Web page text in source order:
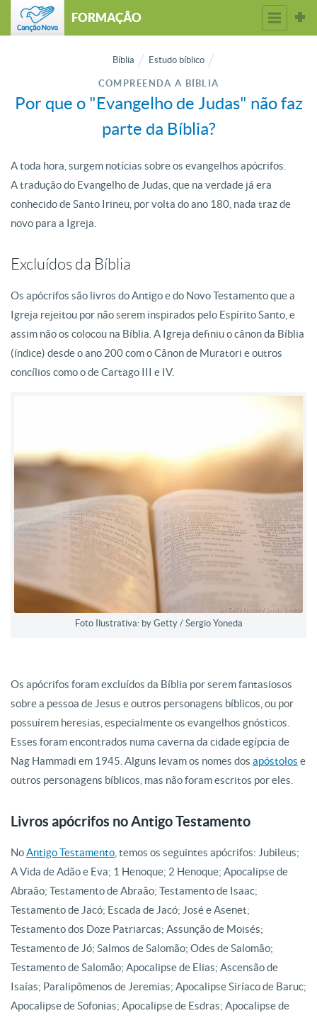
FORMAÇÃO
Bíblia Estudo bíblico
COMPREENDA A BÍBLIA
Por que o "Evangelho de Judas" não faz
parte da Bíblia?
A toda hora, surgem notícias sobre os evangelhos apócrifos.
A tradução do Evangelho de Judas, que na verdade já era
conhecido de Santo Irineu, por volta do ano 180, nada traz de
novo para a Igreja.
Excluídos da Bíblia
Os apócrifos são livros do Antigo e do Novo Testamento que a
Igreja rejeitou por não serem inspirados pelo Espírito Santo, e
assim não os colocou na Bíblia. A Igreja definiu o cânon da Bíblia
(índice) desde o ano 200 com o Cânon de Muratori e outros
concílios como o de Cartago III e IV.
Foto Ilustrativa: by Getty / Sergio Yoneda
Os apócrifos foram excluídos da Bíblia por serem fantasiosos
sobre a pessoa de Jesus e outros personagens bíblicos, ou por
possuírem heresias, especialmente os evangelhos gnósticos.
Esses foram encontrados numa caverna da cidade egípcia de
Nag Hammadi em 1945. Alguns levam os nomes dos apóstolos e
outros personagens bíblicos, mas não foram escritos por eles.
Livros apócrifos no Antigo Testamento
NoAntigo Testamento , temos os seguintes apócrifos: Jubileus;
A Vida de Adão e Eva; 1 Henoque; 2 Henoque; Apocalipse de
Abraão; Testamento de Abraão; Testamento de Isaac;
Testamento de Jacó; Escada de Jacó; José e Asenet;
Testamento dos Doze Patriarcas; Assunção de Moisés;
Testamento de Jó; Salmos de Salomão; Odes de Salomão;
Testamento de Salomão; Apocalipse de Elias; Ascensão de
Isaías; Paralipômenos de Jeremias; Apocalipse Siríaco de Baruc;
Apocalipse de Sofonias; Apocalipse de Esdras; Apocalipse de